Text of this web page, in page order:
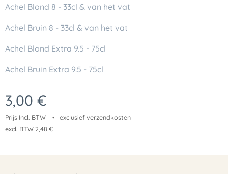
Achel Blond 8 - 33cl & van het vat
Achel Bruin 8 - 33cl & van het vat
Achel Blond Extra 9.5 - 75cl
Achel Bruin Extra 9.5 - 75cl
3,00 €
Prijs Incl. BTW
exclusief verzendkosten
excl. BTW 2,48 €